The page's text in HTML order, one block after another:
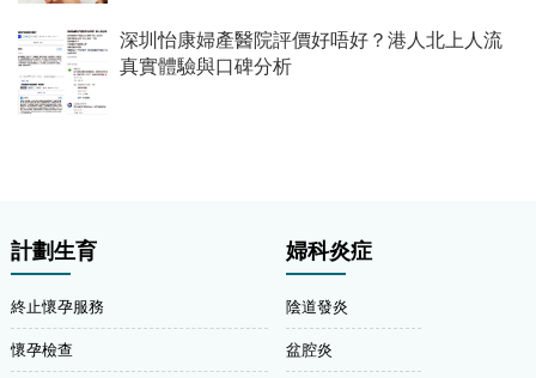
深圳怡康婦產醫院評價好唔好？港人北上人流
真實體驗與口碑分析
計劃生育
終止懷孕服務
懷孕檢查
婦科炎症
陰道發炎
盆腔炎